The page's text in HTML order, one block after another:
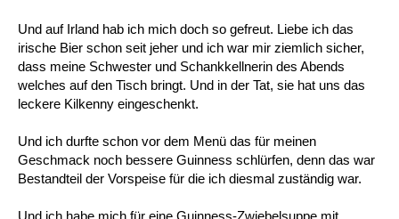
Und auf Irland hab ich mich doch so gefreut. Liebe ich das
irische Bier schon seit jeher und ich war mir ziemlich sicher,
dass meine Schwester und Schankkellnerin des Abends
welches auf den Tisch bringt. Und in der Tat, sie hat uns das
leckere Kilkenny eingeschenkt.
Und ich durfte schon vor dem Menü das für meinen
Geschmack noch bessere Guinness schlürfen, denn das war
Bestandteil der Vorspeise für die ich diesmal zuständig war.
Und ich habe mich für eine Guinness-Zwiebelsuppe mit